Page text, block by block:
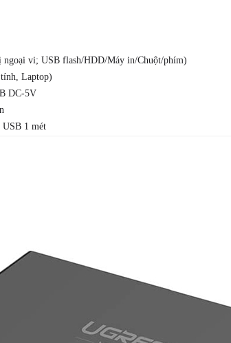
ngoại vi; USB flash/HDD/Máy in/Chuột/phím)
Laptop)
DC-5V
USB 1 mét